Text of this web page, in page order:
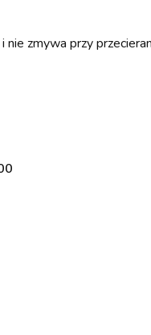
zmywa przy